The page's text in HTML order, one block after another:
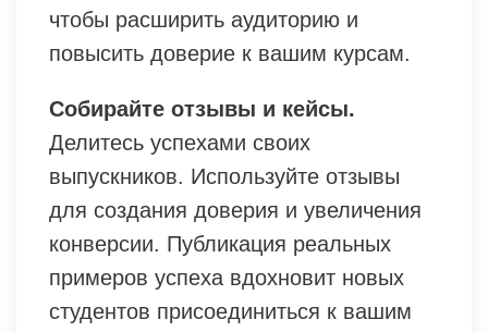
чтобы расширить аудиторию и
повысить доверие к вашим курсам.
Собирайте отзывы и кейсы.
Делитесь успехами своих
выпускников. Используйте отзывы
для создания доверия и увеличения
конверсии. Публикация реальных
примеров успеха вдохновит новых
студентов присоединиться к вашим